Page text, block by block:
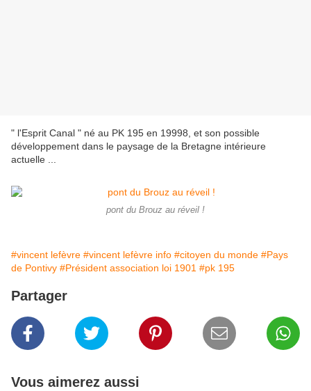
" l'Esprit Canal " né au PK 195 en 19998, et son possible
développement dans le paysage de la Bretagne intérieure
actuelle ...
pont du Brouz au réveil !
#vincent lefèvre #vincent lefèvre info #citoyen du monde #Pays
de Pontivy #Président association loi 1901 #pk 195
Partager
Vous aimerez aussi